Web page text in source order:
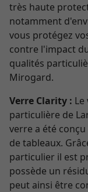
très haute
notamment
vous protégez
contre l'impact
qualités
Mirogard.
Verre Clarity :
particulière de
verre a été
de tableaux.
particulier il est
possède un
peut ainsi être